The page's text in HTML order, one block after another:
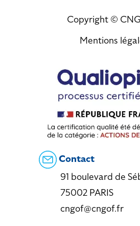
Copyright ©
Mentions
Contact
91 boulevard de
75002 PARIS
cngof@cngof.fr